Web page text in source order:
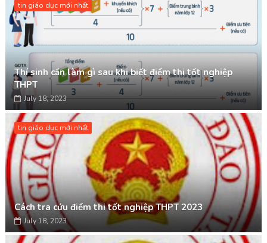
tin giáo dục mới nhất
Thí sinh cần làm gì sau khi biết điểm thi tốt nghiệp
THPT
July 18, 2023
tin giáo dục mới nhất
Cách tra cứu điểm thi tốt nghiệp THPT 2023
July 18, 2023